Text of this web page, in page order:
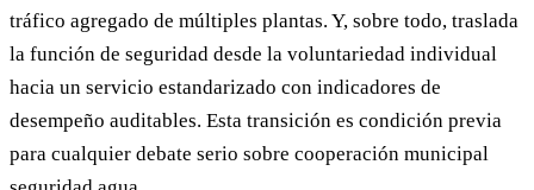
tráfico agregado de múltiples plantas. Y, sobre todo, traslada
la función de seguridad desde la voluntariedad individual
hacia un servicio estandarizado con indicadores de
desempeño auditables. Esta transición es condición previa
para cualquier debate serio sobre cooperación municipal